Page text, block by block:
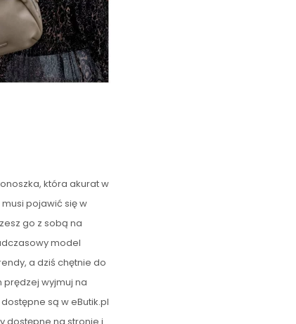
która akurat w
pojawić się w
go z sobą na
model
a dziś chętnie do
prędzej wyjmuj na
są w eButik.pl
dostępne na stronie i